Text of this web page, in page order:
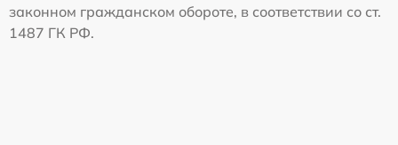
законном гражданском обороте, в соответствии со ст.
1487 ГК РФ.